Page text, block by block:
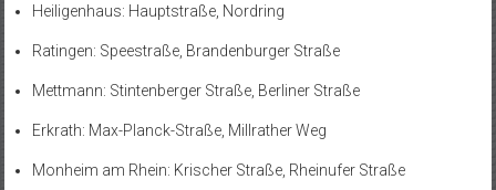
Heiligenhaus: Hauptstraße, Nordring
Ratingen: Speestraße, Brandenburger Straße
Mettmann: Stintenberger Straße, Berliner Straße
Erkrath: Max-Planck-Straße, Millrather Weg
Monheim am Rhein: Krischer Straße, Rheinufer Straße